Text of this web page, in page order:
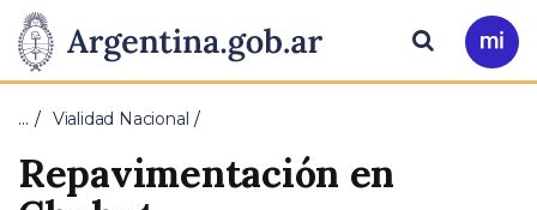
Presidencia
de
la
Pasar al contenido principal
Ir
a
Buscar
… Vialidad Nacional
Repavimentación en